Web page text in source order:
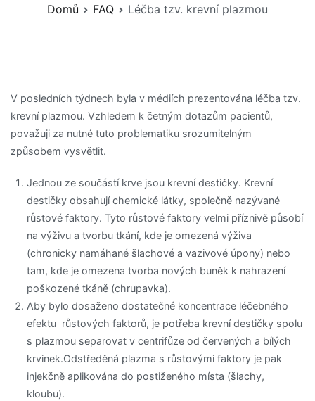
Domů FAQ Léčba tzv. krevní plazmou
V posledních týdnech byla v médiích prezentována léčba tzv.
krevní plazmou. Vzhledem k četným dotazům pacientů,
považuji za nutné tuto problematiku srozumitelným
způsobem vysvětlit.
Jednou ze součástí krve jsou krevní destičky. Krevní
destičky obsahují chemické látky, společně nazývané
růstové faktory. Tyto růstové faktory velmi příznivě působí
na výživu a tvorbu tkání, kde je omezená výživa
(chronicky namáhané šlachové a vazivové úpony) nebo
tam, kde je omezena tvorba nových buněk k nahrazení
poškozené tkáně (chrupavka).
Aby bylo dosaženo dostatečné koncentrace léčebného
efektu růstových faktorů, je potřeba krevní destičky spolu
s plazmou separovat v centrifůze od červených a bílých
krvinek.Odstředěná plazma s růstovými faktory je pak
injekčně aplikována do postiženého místa (šlachy,
kloubu).